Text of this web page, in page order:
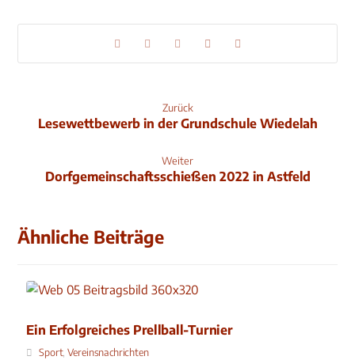
Zurück
Lesewettbewerb in der Grundschule Wiedelah
Weiter
Dorf­gemeinschafts­schießen 2022 in Astfeld
Ähnliche Beiträge
Ein Erfolgreiches Prellball-Turnier
Sport, Vereinsnachrichten